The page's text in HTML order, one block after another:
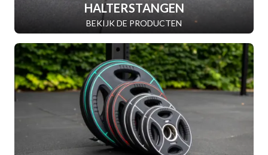
HALTERSTANGEN
BEKIJK DE PRODUCTEN